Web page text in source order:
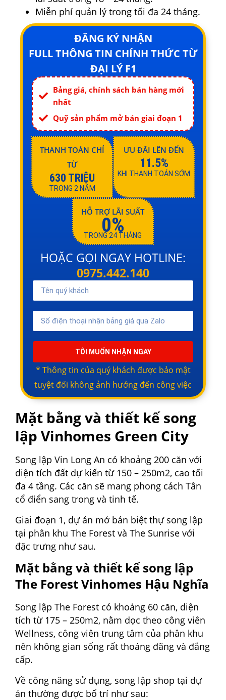
Miễn phí quản lý trong tối đa 24 tháng.
ĐĂNG KÝ NHẬN
FULL THÔNG TIN CHÍNH THỨC TỪ
ĐẠI LÝ F1
Bảng giá, chính sách bán hàng mới
nhất
Quỹ sản phẩm mở bán giai đoạn 1
THANH TOÁN CHỈ
TỪ
630 TRIỆU
TRONG 2 NĂM
ƯU ĐÃI LÊN ĐẾN
11.5%
KHI THANH TOÁN SỚM
HỖ TRỢ LÃI SUẤT
0%
TRONG 24 THÁNG
HOẶC GỌI NGAY HOTLINE:
0975.442.140
TÔI MUỐN NHẬN NGAY
* Thông tin của quý khách được bảo mật
tuyệt đối không ảnh hướng đến công việc
Mặt bằng và thiết kế song
lập Vinhomes Green City
Song lập Vin Long An có khoảng 200 căn với
diện tích đất dự kiến từ 150 – 250m2, cao tối
đa 4 tầng. Các căn sẽ mang phong cách Tân
cổ điển sang trong và tinh tế.
Giai đoạn 1, dự án mở bán biệt thự song lập
tại phân khu The Forest và The Sunrise với
đặc trưng như sau.
Mặt bằng và thiết kế song lập
The Forest Vinhomes Hậu Nghĩa
Song lập The Forest có khoảng 60 căn, diện
tích từ 175 – 250m2, nằm dọc theo công viên
Wellness, công viên trung tâm của phân khu
nên không gian sống rất thoáng đãng và đẳng
cấp.
Về công năng sử dụng, song lập shop tại dự
án thường được bố trí như sau: